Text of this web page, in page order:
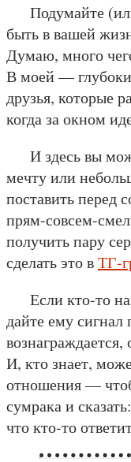
Подумайте
быть в вашей
Думаю, много
В моей —
друзья, которые
когда за окном
И здесь вы
мечту или
поставить перед
прям-совсем-
получить пару
сделать это вТГ-
Если кто-то
дайте ему сигнал
вознаграждается,
И, кто знает,
отношения —
сумрака и
что кто-то